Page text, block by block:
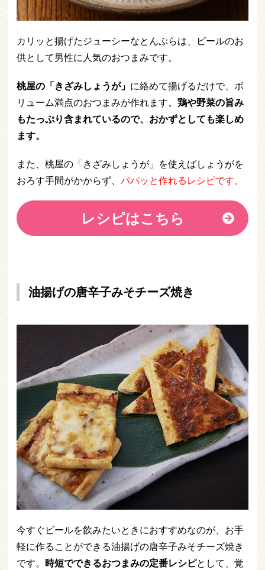
カリッと揚げたジューシーなとんぷらは、ビールのお
供として男性に人気のおつまみです。
桃屋の「きざみしょうが」 に絡めて揚げるだけで、ボ
リューム満点のおつまみが作れます。 鶏や野菜の旨み
もたっぷり含まれているので、おかずとしても楽しめ
ます。
また、桃屋の「きざみしょうが」を使えばしょうがを
おろす手間がかからず、 パパッと作れるレシピです。
レシピはこちら
油揚げの唐辛子みそチーズ焼き
今すぐビールを飲みたいときにおすすめなのが、お手
軽に作ることができる油揚げの唐辛子みそチーズ焼き
です。 時短でできるおつまみの定番レシピとして、覚